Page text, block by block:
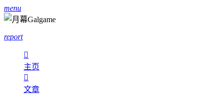
menu
report

主页

文章